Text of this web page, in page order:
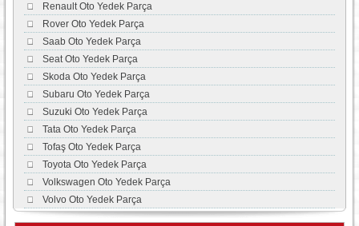
Renault Oto Yedek Parça
Rover Oto Yedek Parça
Saab Oto Yedek Parça
Seat Oto Yedek Parça
Skoda Oto Yedek Parça
Subaru Oto Yedek Parça
Suzuki Oto Yedek Parça
Tata Oto Yedek Parça
Tofaş Oto Yedek Parça
Toyota Oto Yedek Parça
Volkswagen Oto Yedek Parça
Volvo Oto Yedek Parça